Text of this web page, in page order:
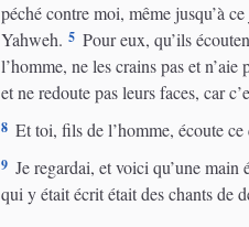
péché contre moi, même jusqu’à
Yahweh. 5 Pour eux, qu’ils
l’homme, ne les crains pas et
et ne redoute pas leurs faces, car
8 Et toi, fils de l’homme, écoute
9 Je regardai, et voici qu’une
qui y était écrit était des chants de